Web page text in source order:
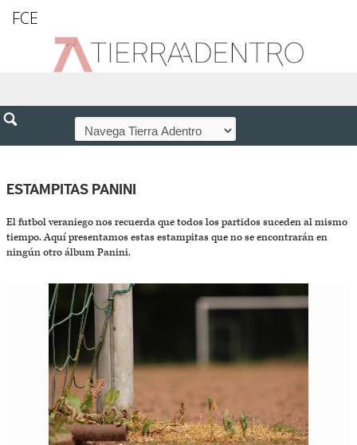
FCE
ESTAMPITAS PANINI
El futbol veraniego nos recuerda que todos los partidos suceden al mismo
tiempo. Aquí presentamos estas estampitas que no se encontrarán en
ningún otro álbum Panini.